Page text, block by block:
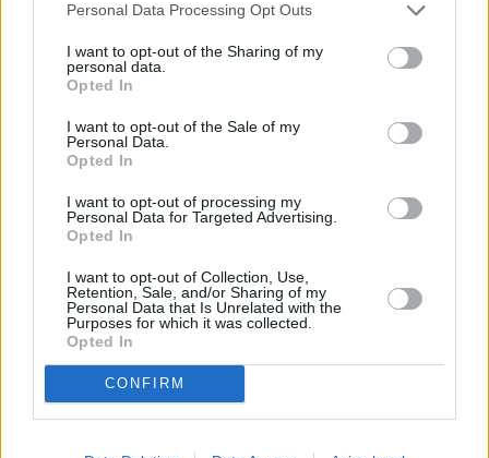
negar su consentimiento. Tenga en cuenta que algún
de su consentimiento, pero usted tiene el derecho de
rechazar tal procesamiento. Sus preferencias se aplicarán
cualquier momento entrando de nuevo en este sitio web o
visitando nuestra política de privacidad.
Personal Data Processing Opt Outs
I want to opt-out of the Sharing of my
personal data.
Opted In
I want to opt-out of the Sale of my
Personal Data.
Opted In
I want to opt-out of processing my
Personal Data for Targeted Advertising.
Opted In
I want to opt-out of Collection, Use,
Retention, Sale, and/or Sharing of my
Personal Data that Is Unrelated with the
Purposes for which it was collected.
Opted In
CONFIRM